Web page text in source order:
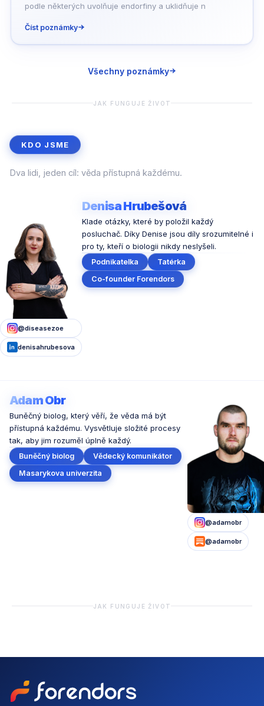
podle některých uvolňuje endorfiny a uklidňuje n
Číst poznámky
Všechny poznámky
JAK FUNGUJE ŽIVOT
KDO JSME
Dva lidi, jeden cíl: věda přístupná každému.
@diseasezoe
denisahrubesova
Denisa Hrubešová
Klade otázky, které by položil každý
posluchač. Díky Denise jsou díly srozumitelné i
pro ty, kteří o biologii nikdy neslyšeli.
Podnikatelka
Tatérka
Co-founder Forendors
@adamobr
@adamobr
Adam Obr
Buněčný biolog, který věří, že věda má být
přístupná každému. Vysvětluje složité procesy
tak, aby jim rozuměl úplně každý.
Buněčný biolog
Vědecký komunikátor
Masarykova univerzita
JAK FUNGUJE ŽIVOT